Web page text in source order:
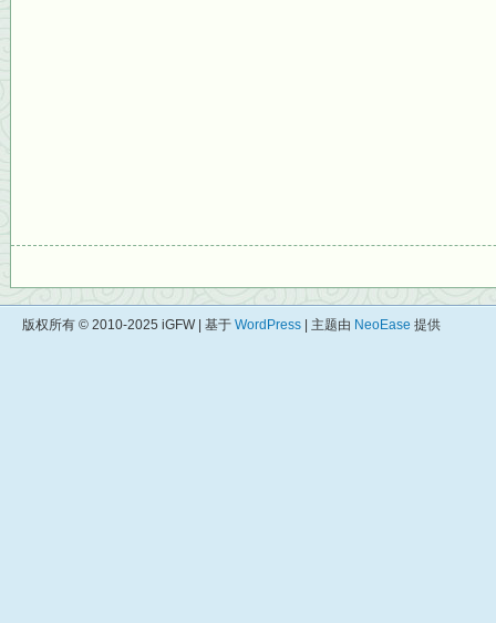
版权所有 © 2010-2025 iGFW | 基于 WordPress | 主题由 NeoEase 提供